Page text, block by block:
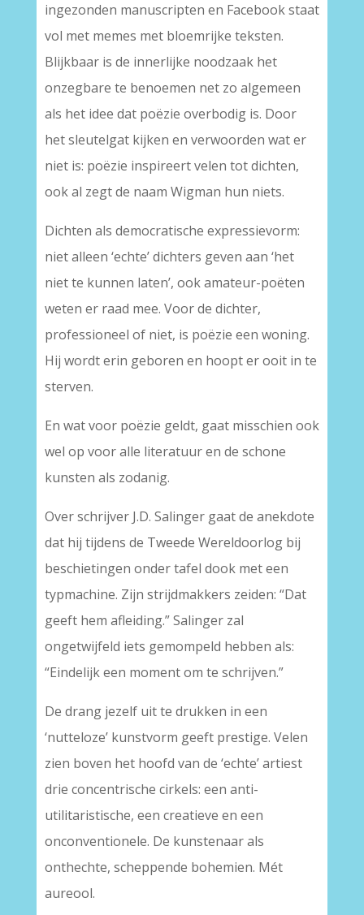
ingezonden manuscripten en Facebook staat
vol met memes met bloemrijke teksten.
Blijkbaar is de innerlijke noodzaak het
onzegbare te benoemen net zo algemeen
als het idee dat poëzie overbodig is. Door
het sleutelgat kijken en verwoorden wat er
niet is: poëzie inspireert velen tot dichten,
ook al zegt de naam Wigman hun niets.
Dichten als democratische expressievorm:
niet alleen ‘echte’ dichters geven aan ‘het
niet te kunnen laten’, ook amateur-poëten
weten er raad mee. Voor de dichter,
professioneel of niet, is poëzie een woning.
Hij wordt erin geboren en hoopt er ooit in te
sterven.
En wat voor poëzie geldt, gaat misschien ook
wel op voor alle literatuur en de schone
kunsten als zodanig.
Over schrijver J.D. Salinger gaat de anekdote
dat hij tijdens de Tweede Wereldoorlog bij
beschietingen onder tafel dook met een
typmachine. Zijn strijdmakkers zeiden: “Dat
geeft hem afleiding.” Salinger zal
ongetwijfeld iets gemompeld hebben als:
“Eindelijk een moment om te schrijven.”
De drang jezelf uit te drukken in een
‘nutteloze’ kunstvorm geeft prestige. Velen
zien boven het hoofd van de ‘echte’ artiest
drie concentrische cirkels: een anti-
utilitaristische, een creatieve en een
onconventionele. De kunstenaar als
onthechte, scheppende bohemien. Mét
aureool.